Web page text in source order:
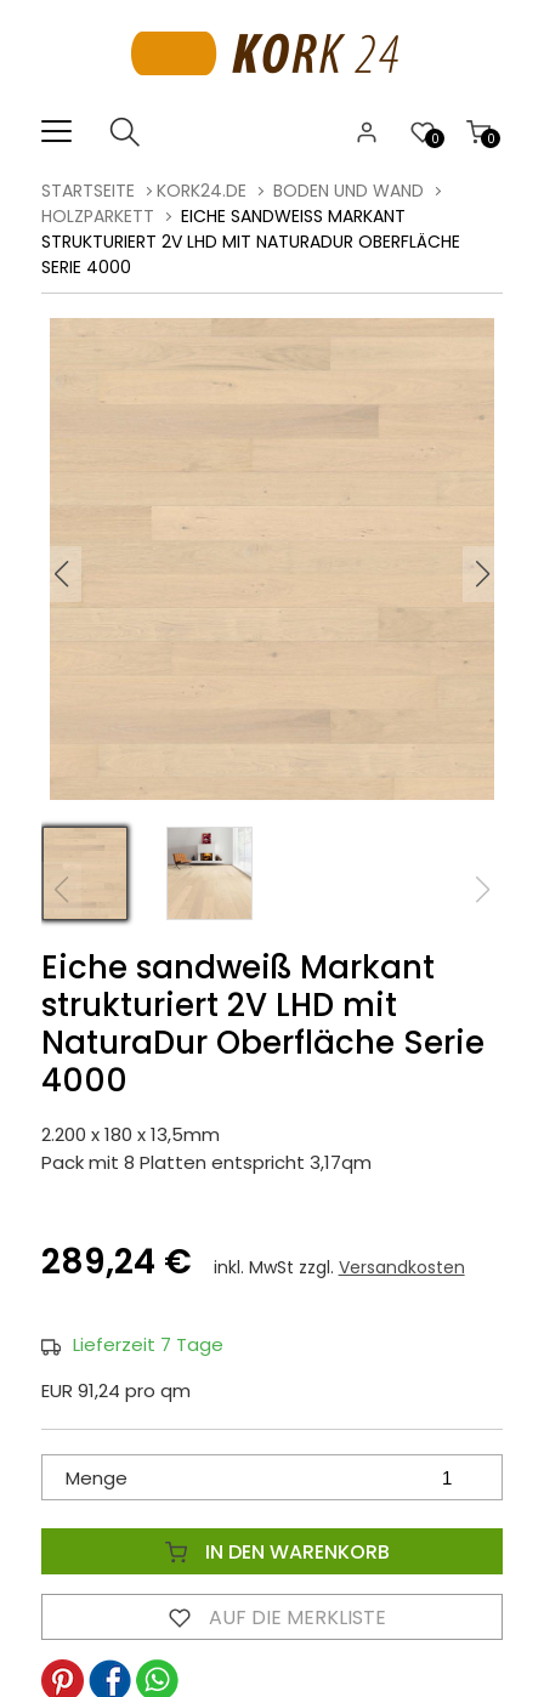
0
0
STARTSEITE KORK24.DE
BODEN UND WAND
HOLZPARKETT
EICHE SANDWEISS MARKANT S
TRUKTURIERT 2V LHD MIT NATURADUR OBERFLÄCHE S
ERIE 4000
Eiche sandweiß Markant
strukturiert 2V LHD mit
NaturaDur Oberfläche Serie
4000
2.200 x 180 x 13,5mm
Pack mit 8 Platten entspricht 3,17qm
289,24 € inkl. MwSt zzgl. Versandkosten
Lieferzeit 7 Tage
EUR 91,24 pro qm
Menge
IN DEN WARENKORB
AUF DIE MERKLISTE